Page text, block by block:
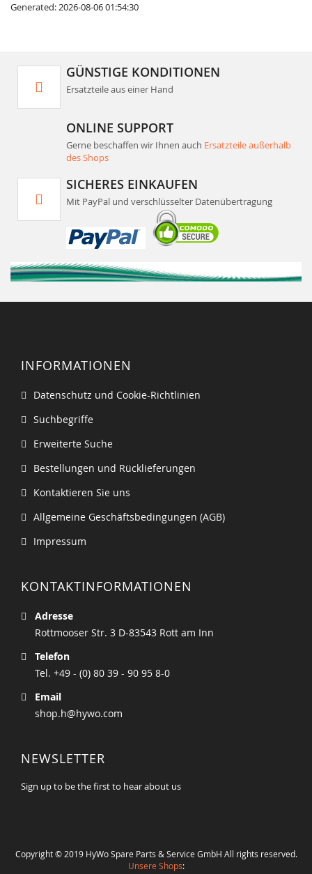
Generated: 2026-08-06 01:54:30
GÜNSTIGE KONDITIONEN
Ersatzteile aus einer Hand
ONLINE SUPPORT
Gerne beschaffen wir Ihnen auch Ersatzteile außerhalb
des Shops
SICHERES EINKAUFEN
Mit PayPal und verschlüsselter Datenübertragung
INFORMATIONEN
Datenschutz und Cookie-Richtlinien
Suchbegriffe
Erweiterte Suche
Bestellungen und Rücklieferungen
Kontaktieren Sie uns
Allgemeine Geschäftsbedingungen (AGB)
Impressum
KONTAKTINFORMATIONEN
Adresse
Rottmooser Str. 3 D-83543 Rott am Inn
Telefon
Tel. +49 - (0) 80 39 - 90 95 8-0
Email
shop.h@hywo.com
NEWSLETTER
Sign up to be the first to hear about us
Copyright © 2019 HyWo Spare Parts & Service GmbH All rights reserved.
Unsere Shops: